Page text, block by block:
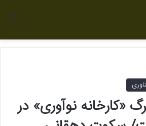
«کارخانه نوآوری» در